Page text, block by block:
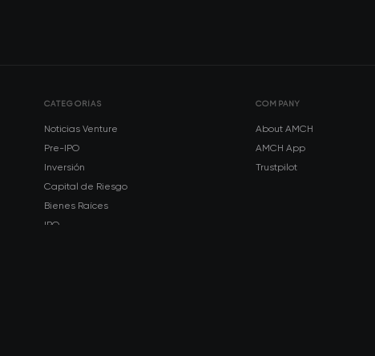
CATEGORÍAS
Noticias Venture
Pre-IPO
Inversión
Capital de Riesgo
Bienes Raíces
IPO
COMPANY
About AMCH
AMCH App
Trustpilot